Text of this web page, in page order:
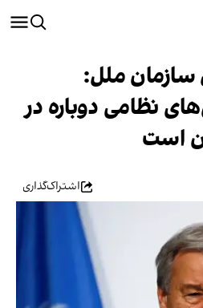
ملل:
نظامی دوباره در
است
اشتراک‌گذاری